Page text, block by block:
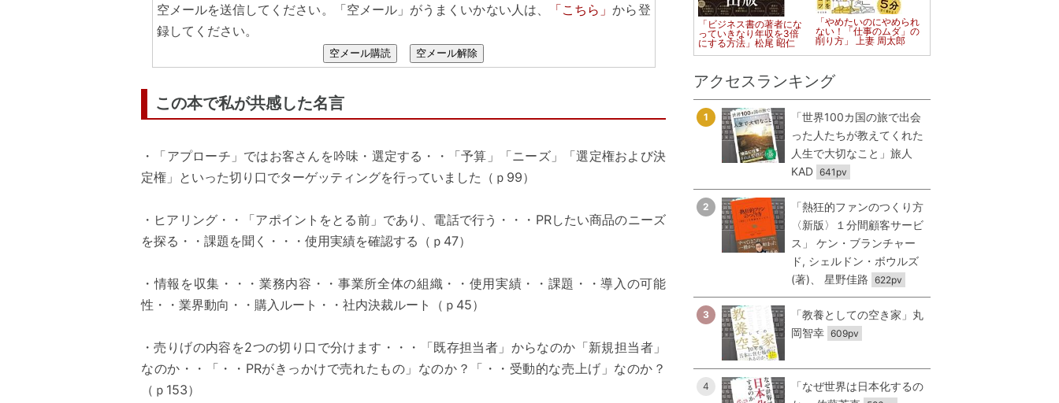
空メールを送信してください。「空メール」がうまくいかない人は、
「こちら」から登
録してください。
空メール購読 空メール解除
この本で私が共感した名言
・「アプローチ」ではお客さんを吟味・選定する・・「予算」「ニーズ」「選定権および決
定権」といった切り口でターゲッティングを行っていました（ｐ99）
・ヒアリング・・「アポイントをとる前」であり、電話で行う・・・PRしたい商品のニーズ
を探る・・課題を聞く・・・使用実績を確認する（ｐ47）
・情報を収集・・・業務内容・・事業所全体の組織・・使用実績・・課題・・導入の可能
性・・業界動向・・購入ルート・・社内決裁ルート（ｐ45）
・売りげの内容を2つの切り口で分けます・・・「既存担当者」からなのか「新規担当者」
なのか・・「・・PRがきっかけで売れたもの」なのか？「・・受動的な売上げ」なのか？
（ｐ153）
「ビジネス書の著者にな
っていきなり年収を3倍
にする方法」松尾 昭仁
「やめたいのにやめられ
ない！「仕事のムダ」の
削り方」 上妻 周太郎
アクセスランキング
1
「世界100カ国の旅で出会
った人たちが教えてくれた
人生で大切なこと」旅人
KAD 641pv
2
「熱狂的ファンのつくり方
〈新版〉１分間顧客サービ
ス」 ケン・ブランチャー
ド, シェルドン・ボウルズ
(著)、 星野佳路 622pv
3
「教養としての空き家」丸
岡智幸 609pv
4
「なぜ世界は日本化するの